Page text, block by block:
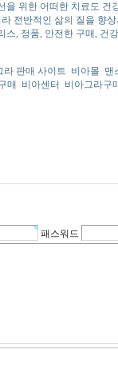
을 위한 어떠한 치료도
전반적인 삶의 질을 향
스, 정품, 안전한 구매, 건
라 판매 사이트 비아몰 맨
매 비아센터 비아그라구
패스워드